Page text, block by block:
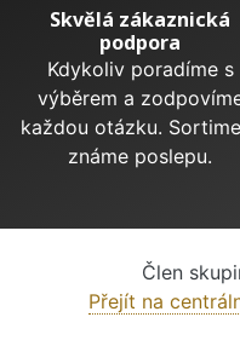
Skvělá zákaznická
podpora
Kdykoliv poradíme s
výběrem a
každou otázku.
známe poslepu.
Člen
Přejít na